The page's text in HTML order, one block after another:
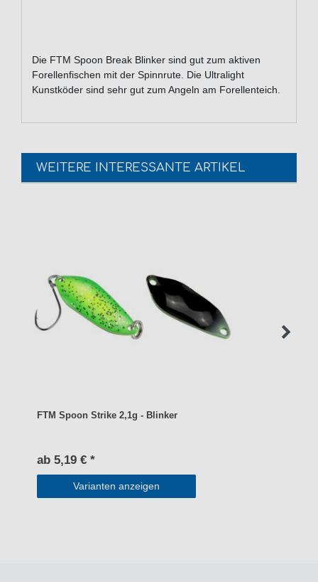
Die FTM Spoon Break Blinker sind gut zum aktiven
Forellenfischen mit der Spinnrute. Die Ultralight
Kunstköder sind sehr gut zum Angeln am Forellenteich.
WEITERE INTERESSANTE ARTIKEL
FTM Spoon Strike 2,1g - Blinker
ab 5,19 € *
Varianten anzeigen